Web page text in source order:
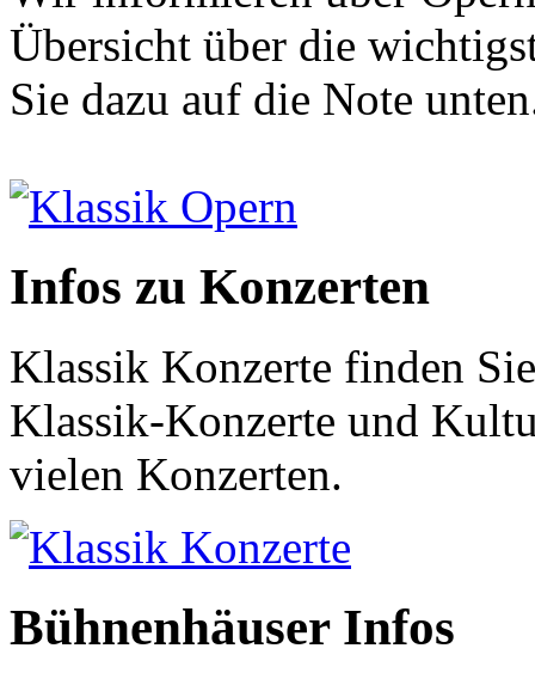
Übersicht über die
Sie dazu auf die Note
Klassik Opern
Infos zu Konzerten
Klassik Konzerte finden
Klassik-Konzerte und
vielen Konzerten.
Klassik Konzerte
Bühnenhäuser Infos